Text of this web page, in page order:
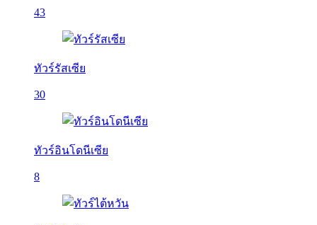
43
ทัวร์รัสเซีย
30
ทัวร์อินโดนีเซีย
8